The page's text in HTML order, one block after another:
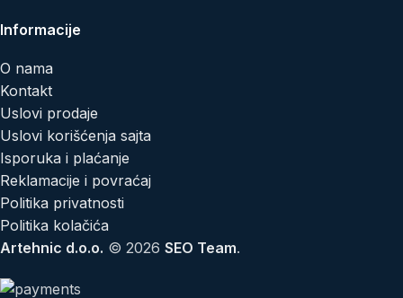
Informacije
O nama
Kontakt
Uslovi prodaje
Uslovi korišćenja sajta
Isporuka i plaćanje
Reklamacije i povraćaj
Politika privatnosti
Politika kolačića
Artehnic d.o.o. © 2026 SEO Team.